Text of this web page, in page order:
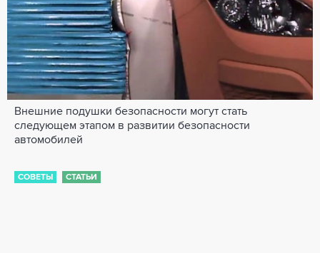
Внешние подушки безопасности могут стать
следующем этапом в развитии безопасности
автомобилей
СОВЕТЫ СТАТЬИ